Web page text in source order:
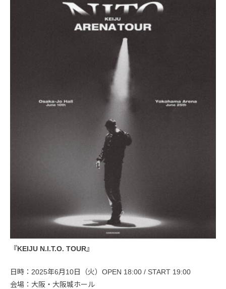
『KEIJU N.I.T.O. TOUR』
日時：2025年6月10日（火）OPEN 18:00 / START 19:00
会場：大阪・大阪城ホール